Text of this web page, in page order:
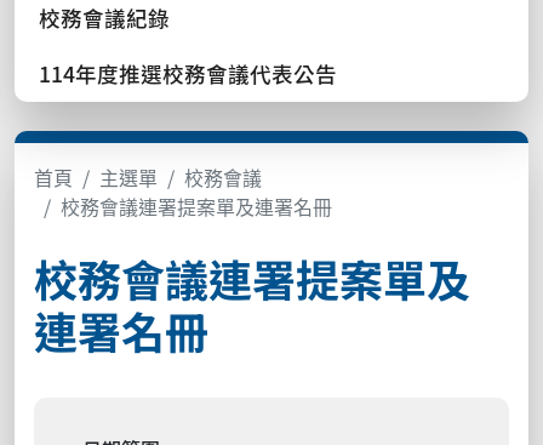
校務會議紀錄
114年度推選校務會議代表公告
首頁 主選單
校務會議
校務會議連署提案單及連署名冊
校務會議連署提案單及
連署名冊